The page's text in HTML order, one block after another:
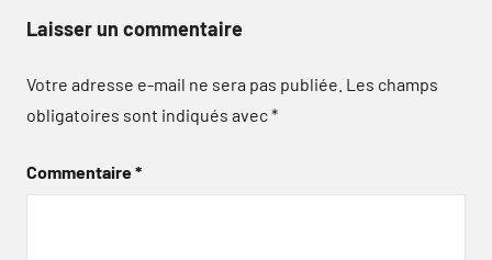
Laisser un commentaire
Votre adresse e-mail ne sera pas publiée. Les champs
obligatoires sont indiqués avec*
Commentaire*